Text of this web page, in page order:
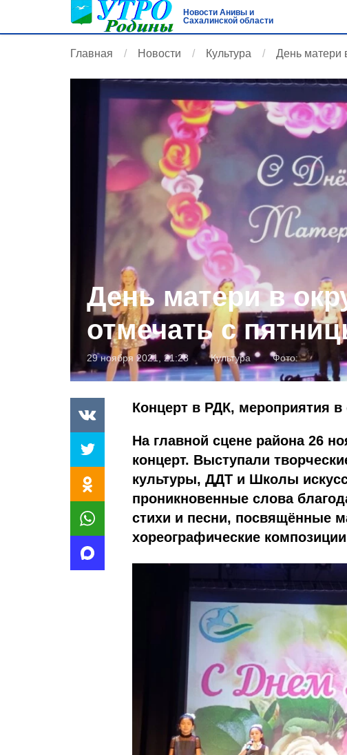
Новости Анивы и
Сахалинской области
Главная Новости Культура День матери
День матери в
отмечать с
29 ноября 2021, 21:28 Культура Фото:
Концерт в РДК, мероприятия
На главной сцене района 26
концерт. Выступали
культуры, ДДТ и Школы
проникновенные слова
стихи и песни, посвящённые
хореографические